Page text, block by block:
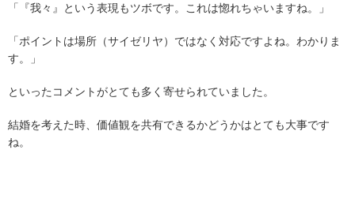
「『我々』という表現もツボです。これは惚れちゃいますね。」
「ポイントは場所（サイゼリヤ）ではなく対応ですよね。わかりま
す。」
といったコメントがとても多く寄せられていました。
結婚を考えた時、価値観を共有できるかどうかはとても大事です
ね。